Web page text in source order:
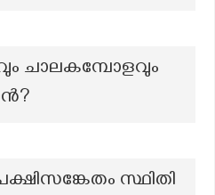
ചാലകമ്പോളവും
സ്ഥിതി